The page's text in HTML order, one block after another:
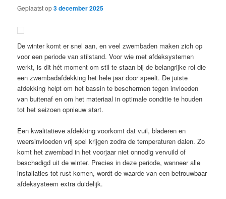
Geplaatst op3 december 2025
De winter komt er snel aan, en veel zwembaden maken zich op
voor een periode van stilstand. Voor wie met afdeksystemen
werkt, is dit hét moment om stil te staan bij de belangrijke rol die
een zwembadafdekking het hele jaar door speelt. De juiste
afdekking helpt om het bassin te beschermen tegen invloeden
van buitenaf en om het materiaal in optimale conditie te houden
tot het seizoen opnieuw start.
Een kwalitatieve afdekking voorkomt dat vuil, bladeren en
weersinvloeden vrij spel krijgen zodra de temperaturen dalen. Zo
komt het zwembad in het voorjaar niet onnodig vervuild of
beschadigd uit de winter. Precies in deze periode, wanneer alle
installaties tot rust komen, wordt de waarde van een betrouwbaar
afdeksysteem extra duidelijk.